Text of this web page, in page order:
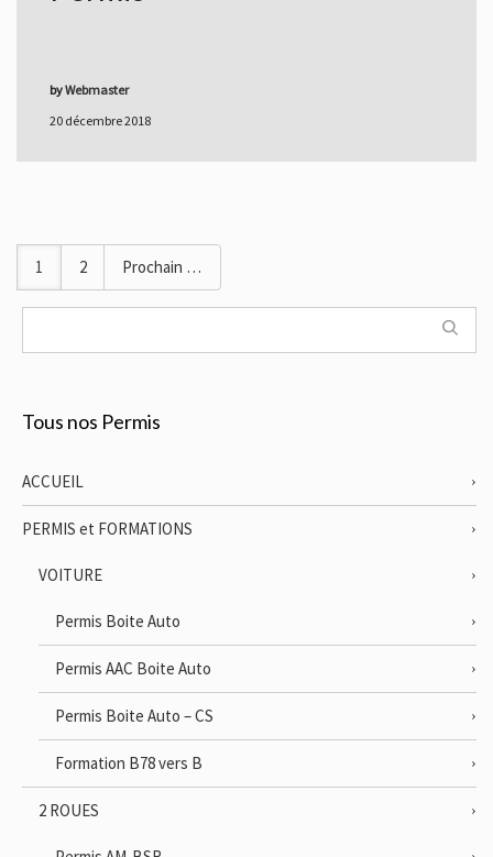
20 décembre 2018
byWebmaster
1 2 Prochain
Tous nos Permis
ACCUEIL
PERMIS et FORMATIONS
VOITURE
Permis Boite Auto
Permis AAC Boite Auto
Permis Boite Auto – CS
Formation B78 vers B
2 ROUES